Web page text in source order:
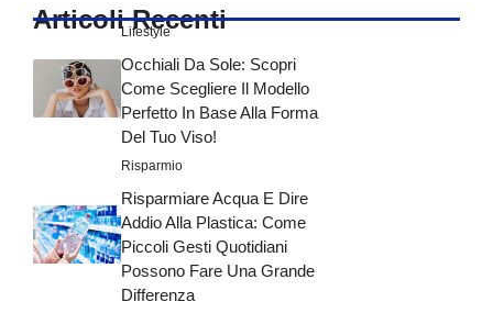
Articoli Recenti
Lifestyle
Occhiali Da Sole: Scopri
Come Scegliere Il Modello
Perfetto In Base Alla Forma
Del Tuo Viso!
Risparmio
Risparmiare Acqua E Dire
Addio Alla Plastica: Come
Piccoli Gesti Quotidiani
Possono Fare Una Grande
Differenza